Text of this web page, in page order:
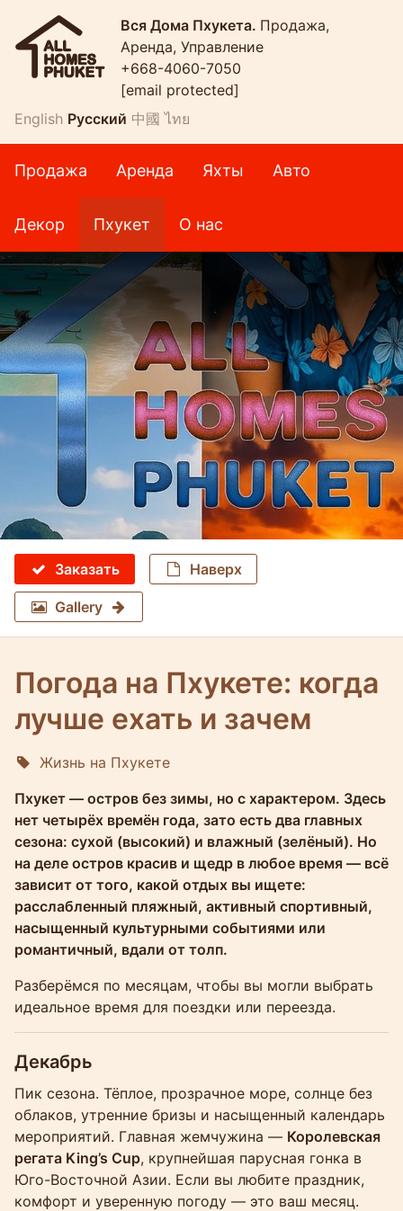
Вся Дома Пхукета. Продажа,
Аренда, Управление
+668-4060-7050
[email protected]
English Русский 中國 ไทย
Продажа Аренда Яхты Авто
Декор Пхукет О нас
Заказать Наверх
Gallery
Погода на Пхукете: когда
лучше ехать и зачем
Жизнь на Пхукете
Пхукет — остров без зимы, но с характером. Здесь
нет четырёх времён года, зато есть два главных
сезона: сухой (высокий) и влажный (зелёный). Но
на деле остров красив и щедр в любое время — всё
зависит от того, какой отдых вы ищете:
расслабленный пляжный, активный спортивный,
насыщенный культурными событиями или
романтичный, вдали от толп.
Разберёмся по месяцам, чтобы вы могли выбрать
идеальное время для поездки или переезда.
Декабрь
Пик сезона. Тёплое, прозрачное море, солнце без
облаков, утренние бризы и насыщенный календарь
мероприятий. Главная жемчужина — Королевская
регата King’s Cup, крупнейшая парусная гонка в
Юго-Восточной Азии. Если вы любите праздник,
комфорт и уверенную погоду — это ваш месяц.